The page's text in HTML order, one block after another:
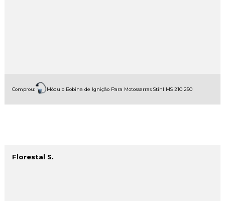
Comprou: Módulo Bobina de Ignição Para Motosserras Stihl MS 210 250
Florestal S.